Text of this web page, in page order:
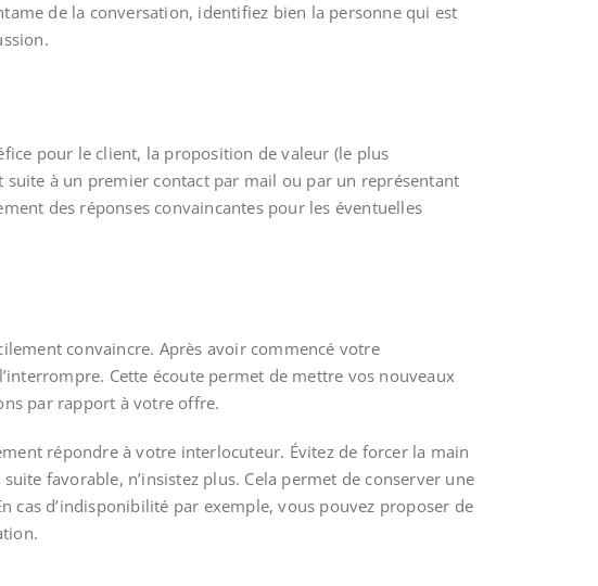
de la conversation, identifiez bien la personne qui est
pour le client, la proposition de valeur (le plus
à un premier contact par mail ou par un représentant
des réponses convaincantes pour les éventuelles
convaincre. Après avoir commencé votre
Cette écoute permet de mettre vos nouveaux
par rapport à votre offre.
répondre à votre interlocuteur. Évitez de forcer la main
favorable, n’insistez plus. Cela permet de conserver une
d’indisponibilité par exemple, vous pouvez proposer de